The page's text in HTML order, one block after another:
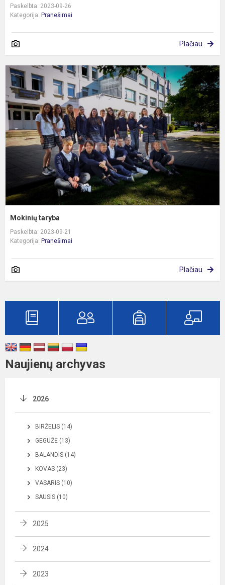
Paskelbta: 2023-09-26
Kategorija: Pranešimai
Plačiau
Mokinių taryba
Paskelbta: 2023-09-21
Kategorija: Pranešimai
Plačiau
Naujienų archyvas
2026
BIRŽELIS (14)
GEGUŽĖ (13)
BALANDIS (14)
KOVAS (23)
VASARIS (10)
SAUSIS (10)
2025
2024
2023